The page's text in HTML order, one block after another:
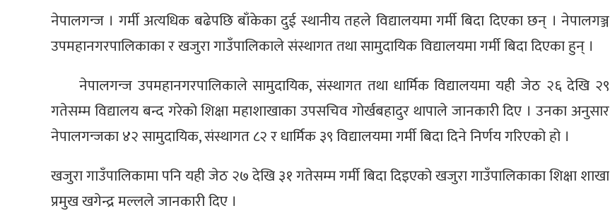
नेपालगन्ज । गर्मी अत्यधिक बढेपछि बाँकेका दुई स्थानीय तहले विद्यालयमा गर्मी बिदा दिएका छन् । नेपालगञ्ज
उपमहानगरपालिकाका र खजुरा गाउँपालिकाले संस्थागत तथा सामुदायिक विद्यालयमा गर्मी बिदा दिएका हुन् ।
नेपालगन्ज उपमहानगरपालिकाले सामुदायिक, संस्थागत तथा धार्मिक विद्यालयमा यही जेठ २६ देखि २९
गतेसम्म विद्यालय बन्द गरेको शिक्षा महाशाखाका उपसचिव गोर्खबहादुर थापाले जानकारी दिए । उनका अनुसार
नेपालगन्जका ४२ सामुदायिक, संस्थागत ८२ र धार्मिक ३९ विद्यालयमा गर्मी बिदा दिने निर्णय गरिएको हो ।
खजुरा गाउँपालिकामा पनि यही जेठ २७ देखि ३१ गतेसम्म गर्मी बिदा दिइएको खजुरा गाउँपालिकाका शिक्षा शाखा
प्रमुख खगेन्द्र मल्लले जानकारी दिए ।